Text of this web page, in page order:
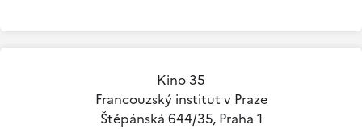
Kino 35
Francouzský institut v Praze
Štěpánská 644/35, Praha 1